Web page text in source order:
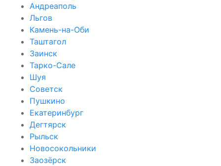
Андреаполь
Льгов
Камень-на-Оби
Таштагол
Заинск
Тарко-Сале
Шуя
Советск
Пушкино
Екатеринбург
Дегтярск
Рыльск
Новосокольники
Заозёрск